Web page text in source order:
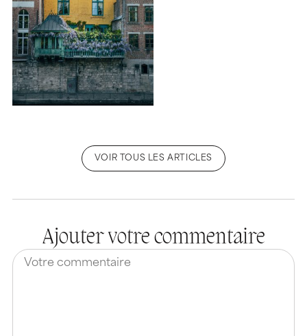
VOIR TOUS LES ARTICLES
Ajouter votre commentaire